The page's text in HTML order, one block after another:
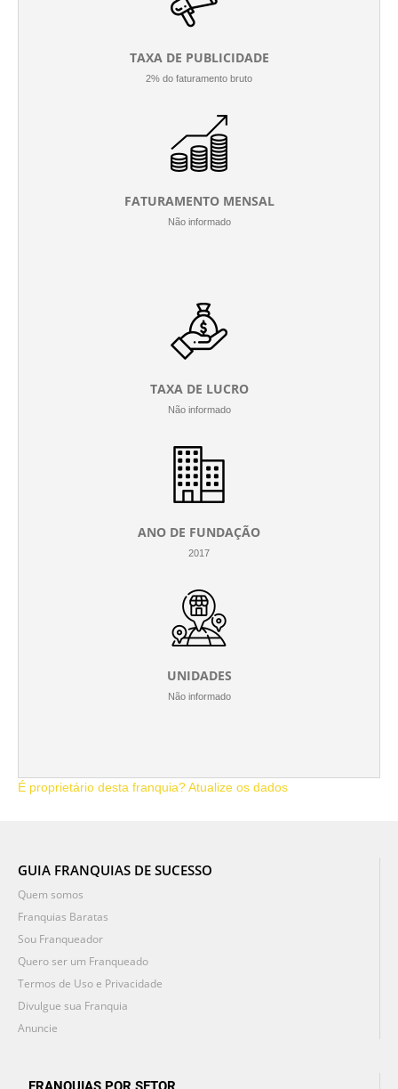
TAXA DE PUBLICIDADE
2% do faturamento bruto
FATURAMENTO MENSAL
Não informado
TAXA DE LUCRO
Não informado
ANO DE FUNDAÇÃO
2017
UNIDADES
Não informado
É proprietário desta franquia? Atualize os dados
GUIA FRANQUIAS DE SUCESSO
Quem somos
Franquias Baratas
Sou Franqueador
Quero ser um Franqueado
Termos de Uso e Privacidade
Divulgue sua Franquia
Anuncie